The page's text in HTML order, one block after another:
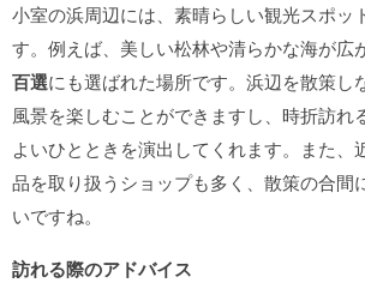
小室の浜周辺には、素晴らしい観光スポッ
す。例えば、美しい松林や清らかな海が広
百選にも選ばれた場所です。浜辺を散策し
風景を楽しむことができますし、時折訪れ
よいひとときを演出してくれます。また、
品を取り扱うショップも多く、散策の合間
いですね。
訪れる際のアドバイス